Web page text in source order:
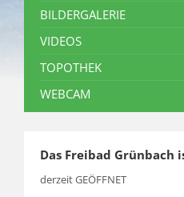
BILDERGALERIE
VIDEOS
TOPOTHEK
WEBCAM
Das Freibad Grünbach
derzeit GEÖFFNET